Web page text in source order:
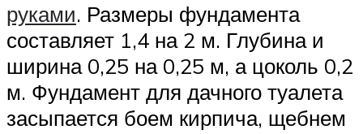
руками. Размеры фундамента
составляет 1,4 на 2 м. Глубина и
ширина 0,25 на 0,25 м, а цоколь 0,2
м. Фундамент для дачного туалета
засыпается боем кирпича, щебнем